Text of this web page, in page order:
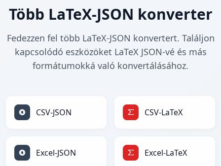
Több LaTeX-JSON konverter
Fedezzen fel több LaTeX-JSON konvertert. Találjon
kapcsolódó eszközöket LaTeX JSON-vé és más
formátumokká való konvertálásához.
CSV-JSON CSV-LaTeX
Excel-JSON Excel-LaTeX